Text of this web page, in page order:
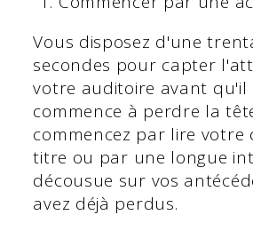
Vous disposez d'une
secondes pour capter
votre auditoire avant qu'il
commence à perdre la
commencez par lire votre
titre ou par une longue
décousue sur vos
avez déjà perdus.